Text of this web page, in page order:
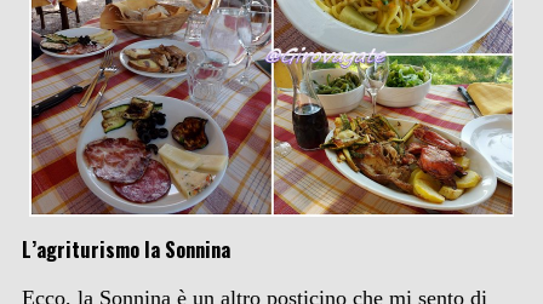
L’agriturismo la Sonnina
Ecco, la Sonnina è un altro posticino che mi sento di